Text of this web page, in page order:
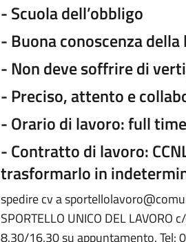
- Scuola dell’obbligo
- Buona conoscenza
- Non deve soffrire di
- Preciso, attento e
- Orario di lavoro: full time
- Contratto di lavoro:
trasformarlo in
spedire cv a
SPORTELLO UNICO DEL
8.30/16,30 su appuntamento. Tel: